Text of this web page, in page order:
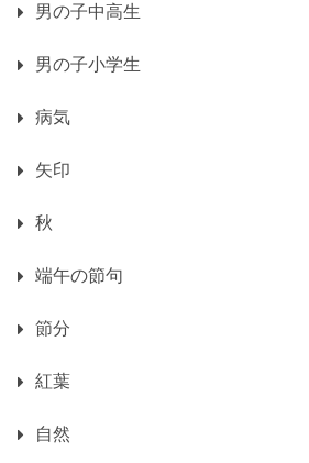
男の子中高生
男の子小学生
病気
矢印
秋
端午の節句
節分
紅葉
自然